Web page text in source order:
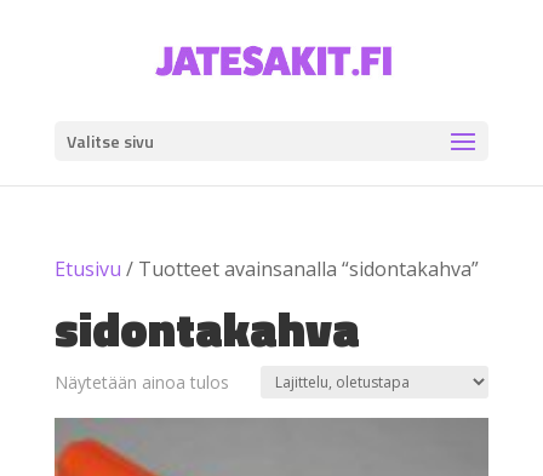
Valitse sivu
Etusivu / Tuotteet avainsanalla “sidontakahva”
sidontakahva
Näytetään ainoa tulos